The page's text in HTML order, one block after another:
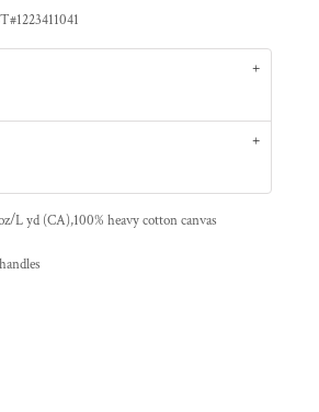
L yd (CA),100% heavy cotton canvas